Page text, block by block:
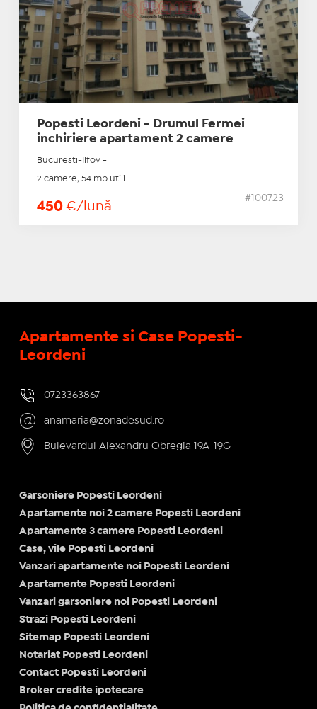
Popesti Leordeni - Drumul Fermei
inchiriere apartament 2 camere
Bucuresti-Ilfov -
2 camere, 54 mp utili
450 €/lună
#100723
Apartamente si Case Popesti-
Leordeni
0723363867
anamaria@zonadesud.ro
Bulevardul Alexandru Obregia 19A-19G
Garsoniere Popesti Leordeni
Apartamente noi 2 camere Popesti Leordeni
Apartamente 3 camere Popesti Leordeni
Case, vile Popesti Leordeni
Vanzari apartamente noi Popesti Leordeni
Apartamente Popesti Leordeni
Vanzari garsoniere noi Popesti Leordeni
Strazi Popesti Leordeni
Sitemap Popesti Leordeni
Notariat Popesti Leordeni
Contact Popesti Leordeni
Broker credite ipotecare